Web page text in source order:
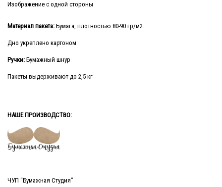
Изображение с одной стороны
Материал пакета: Бумага, плотностью 80-90 гр/м2
Дно укреплено картоном
Ручки: Бумажный шнур
Пакеты выдерживают до 2,5 кг
НАШЕ ПРОИЗВОДСТВО:
ЧУП “Бумажная Студия”